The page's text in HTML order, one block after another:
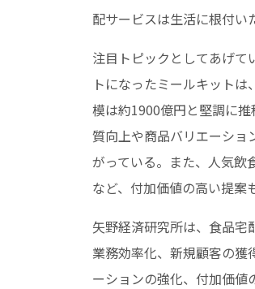
配サービスは生活に根付い
注目トピックとしてあげて
トになったミールキット
模は約1900億円と堅調に
質向上や商品バリエーショ
がっている。また、人気飲
など、付加価値の高い提案
矢野経済研究所は、食品宅
業務効率化、新規顧客の
ーションの強化、付加価値